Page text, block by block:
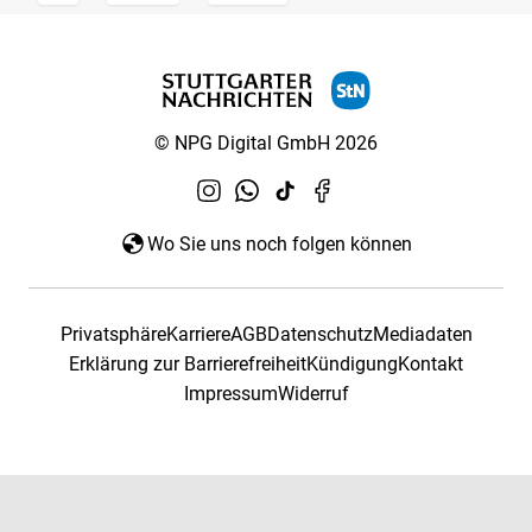
© NPG Digital GmbH 2026
Wo Sie uns noch folgen können
PrivatsphäreKarriereAGBDatenschutzMediadaten
Erklärung zur BarrierefreiheitKündigungKontakt
ImpressumWiderruf